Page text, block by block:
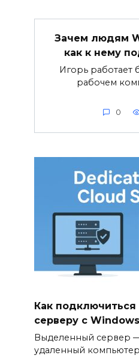
Зачем людям
как к нему
Игорь работает
рабочем
0
Как
серверу с Windows
Выделенный сервер
удаленный компьютер